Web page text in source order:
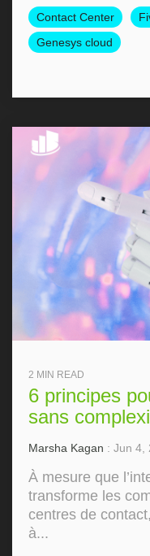
Contact Center
Genesys cloud
2 MIN READ
6 principes
sans
Marsha Kagan : Jun 4,
À mesure que
transforme les
centres de
à...